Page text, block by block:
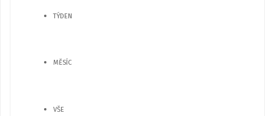
TÝDEN
MĚSÍC
VŠE